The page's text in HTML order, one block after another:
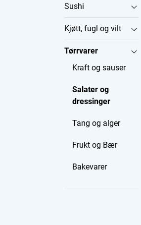
Sushi
Kjøtt, fugl og vilt
Tørrvarer
Kraft og sauser
Salater og
dressinger
Tang og alger
Frukt og Bær
Bakevarer